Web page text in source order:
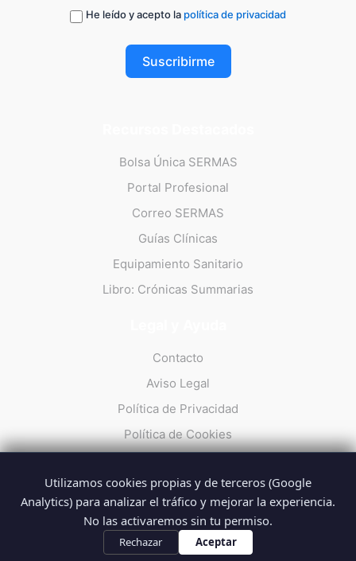
He leído y acepto la política de privacidad
Suscribirme
Bolsa Única SERMAS
Portal Profesional
Correo SERMAS
Guías Clínicas
Equipamiento Sanitario
Libro: Crónicas Summarias
Contacto
Aviso Legal
Política de Privacidad
Política de Cookies
© 2026 Summarios · La web no oficial de los profesionales del
SUMMA 112
Utilizamos cookies propias y de terceros (Google
Analytics) para analizar el tráfico y mejorar la experiencia.
No las activaremos sin tu permiso.
Rechazar Aceptar